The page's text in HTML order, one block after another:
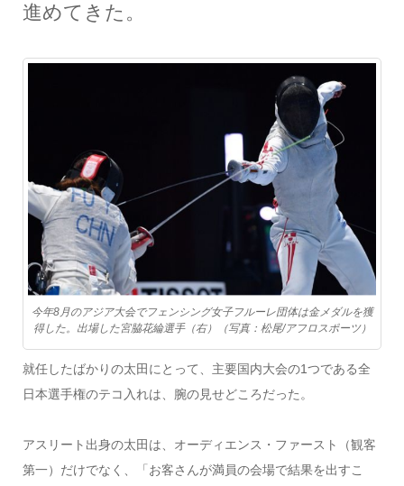
進めてきた。
今年8月のアジア大会でフェンシング女子フルーレ団体は金メダルを獲
得した。出場した宮脇花綸選手（右）（写真：松尾/アフロスポーツ）
就任したばかりの太田にとって、主要国内大会の1つである全
日本選手権のテコ入れは、腕の見せどころだった。
アスリート出身の太田は、オーディエンス・ファースト（観客
第一）だけでなく、「お客さんが満員の会場で結果を出すこ